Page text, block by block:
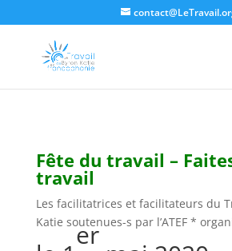
Fête du travail –
travail
Les facilitatrices et facilitateurs du
Katie soutenues-s par l’ATEF *
er